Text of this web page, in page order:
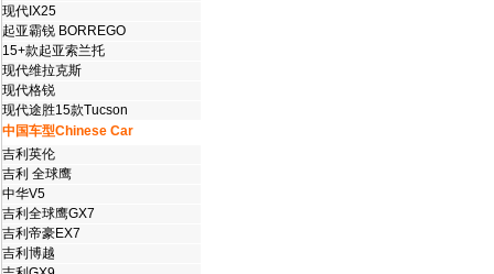
现代IX25
起亚霸锐 BORREGO
15+款起亚索兰托
现代维拉克斯
现代格锐
现代途胜15款Tucson
中国车型Chinese Car
吉利英伦
吉利 全球鹰
中华V5
吉利全球鹰GX7
吉利帝豪EX7
吉利博越